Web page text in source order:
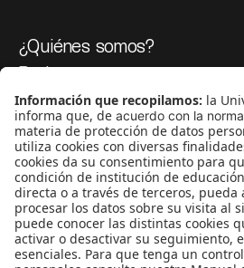
¿Quiénes somos?
Podcasts
Ediciones especiales
Proyectos 070
SÍGUENOS